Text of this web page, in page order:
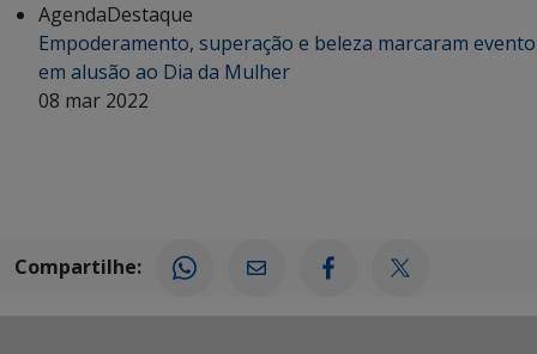
AgendaDestaque
Empoderamento, superação e beleza marcaram evento
em alusão ao Dia da Mulher
08 mar 2022
Compartilhe: